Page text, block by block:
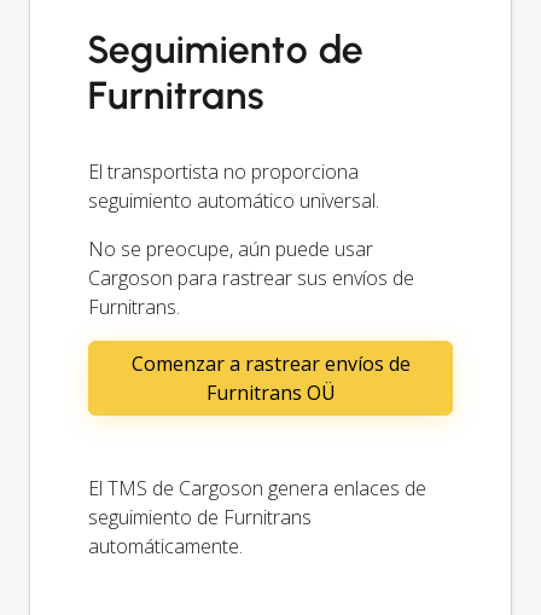
Seguimiento de
Furnitrans
El transportista no proporciona
seguimiento automático universal.
No se preocupe, aún puede usar
Cargoson para rastrear sus envíos de
Furnitrans.
Comenzar a rastrear envíos de
Furnitrans OÜ
El TMS de Cargoson genera enlaces de
seguimiento de Furnitrans
automáticamente.